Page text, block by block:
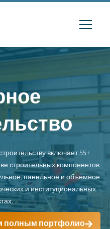
включает 55+
строительных компонентов
панельное и объемное
и институциональных
полным портфолио